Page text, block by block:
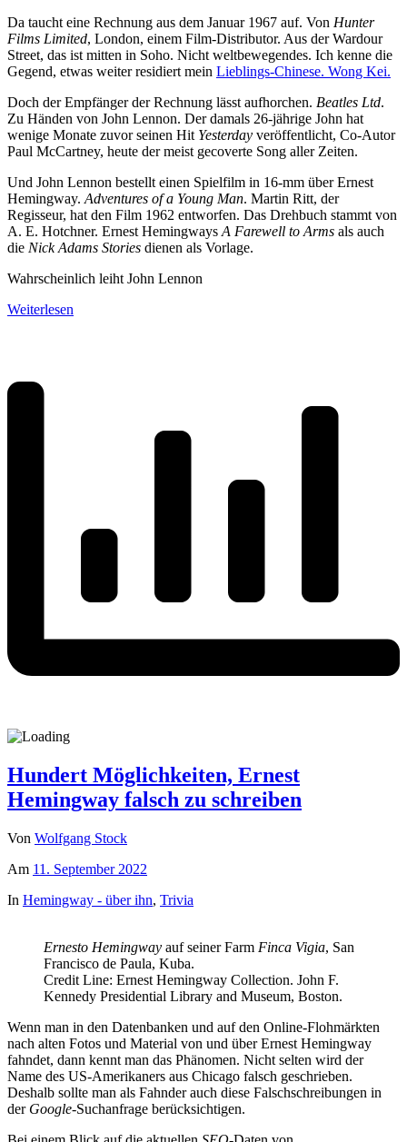
Da taucht eine Rechnung aus dem Januar 1967 auf. Von Hunter
Films Limited, London, einem Film-Distributor. Aus der Wardour
Street, das ist mitten in Soho. Nicht weltbewegendes. Ich kenne die
Gegend, etwas weiter residiert mein Lieblings-Chinese. Wong Kei.
Doch der Empfänger der Rechnung lässt aufhorchen. Beatles Ltd.
Zu Händen von John Lennon. Der damals 26-jährige John hat
wenige Monate zuvor seinen Hit Yesterday veröffentlicht, Co-Autor
Paul McCartney, heute der meist gecoverte Song aller Zeiten.
Und John Lennon bestellt einen Spielfilm in 16-mm über Ernest
Hemingway. Adventures of a Young Man. Martin Ritt, der
Regisseur, hat den Film 1962 entworfen. Das Drehbuch stammt von
A. E. Hotchner. Ernest Hemingways A Farewell to Arms als auch
die Nick Adams Stories dienen als Vorlage.
Wahrscheinlich leiht John Lennon
Weiterlesen
Hundert Möglichkeiten, Ernest
Hemingway falsch zu schreiben
Von Wolfgang Stock
Am 11. September 2022
In Hemingway - über ihn, Trivia
Ernesto Hemingway auf seiner Farm Finca Vigia, San
Francisco de Paula, Kuba.
Credit Line: Ernest Hemingway Collection. John F.
Kennedy Presidential Library and Museum, Boston.
Wenn man in den Datenbanken und auf den Online-Flohmärkten
nach alten Fotos und Material von und über Ernest Hemingway
fahndet, dann kennt man das Phänomen. Nicht selten wird der
Name des US-Amerikaners aus Chicago falsch geschrieben.
Deshalb sollte man als Fahnder auch diese Falschschreibungen in
der Google-Suchanfrage berücksichtigen.